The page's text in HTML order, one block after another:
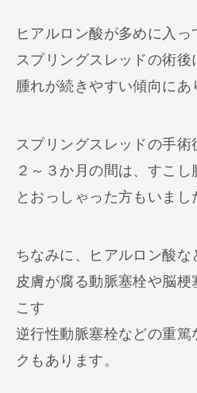
ヒアルロン酸が多めに入っ
スプリングスレッドの術後
腫れが続きやすい傾向にあ
スプリングスレッドの手術
２～３か月の間は、すこし
とおっしゃった方もいまし
ちなみに、ヒアルロン酸な
皮膚が腐る動脈塞栓や脳
こす
逆行性動脈塞栓などの重篤
クもあります。